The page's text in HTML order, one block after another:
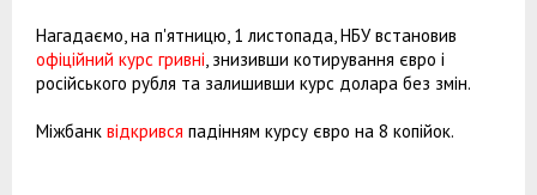
Нагадаємо, на п'ятницю, 1 листопада, НБУ встановив
офіційний курс гривні, знизивши котирування євро і
російського рубля та залишивши курс долара без змін.
Міжбанк відкрився падінням курсу євро на 8 копійок.